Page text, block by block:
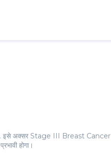
. इसे अक्सर Stage III Breast Cancer
होगा।